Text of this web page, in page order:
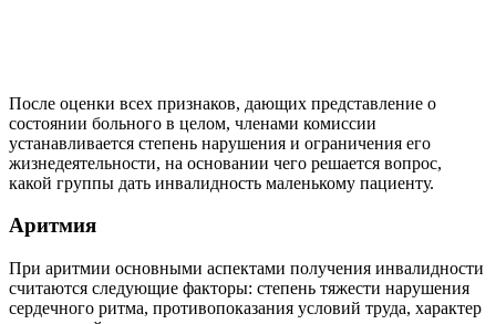
После оценки всех признаков, дающих представление о
состоянии больного в целом, членами комиссии
устанавливается степень нарушения и ограничения его
жизнедеятельности, на основании чего решается вопрос,
какой группы дать инвалидность маленькому пациенту.
Аритмия
При аритмии основными аспектами получения инвалидности
считаются следующие факторы: степень тяжести нарушения
сердечного ритма, противопоказания условий труда, характер